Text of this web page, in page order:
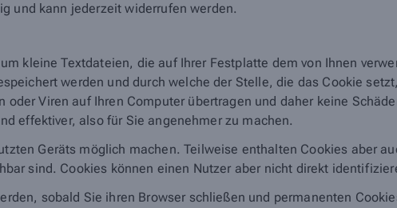
und kann jederzeit widerrufen werden.
kleine Textdateien, die auf Ihrer Festplatte dem von Ihnen
werden und durch welche der Stelle, die das Cookie
Viren auf Ihren Computer übertragen und daher keine
effektiver, also für Sie angenehmer zu machen.
Geräts möglich machen. Teilweise enthalten Cookies aber
sind. Cookies können einen Nutzer aber nicht direkt
sobald Sie ihren Browser schließen und permanenten